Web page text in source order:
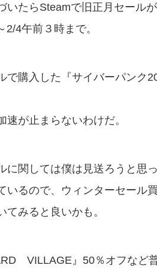
いたらSteamで旧正月セール
2/4午前３時まで。
で購入した『サイバーパンク
速が止まらないわけだ。
に関しては僕は見送ろうと思
いるので、ウィンターセール
てみると良いかも。
VILLAGE』50％オフなど